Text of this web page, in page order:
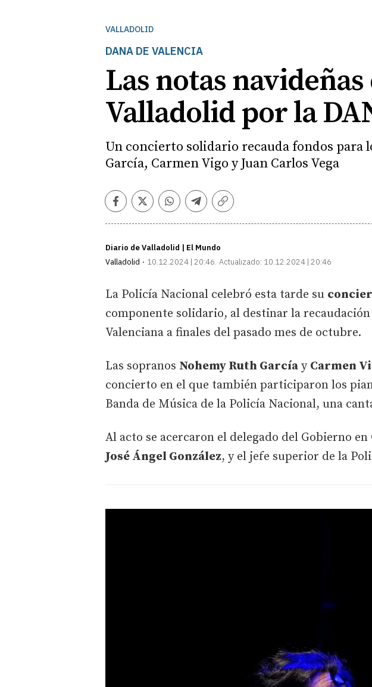
VALLADOLID
DANA DE VALENCIA
Las notas
Valladolid por la
Un concierto solidario recauda fondos para
García, Carmen Vigo y Juan Carlos Vega
Facebook
TwitterWhatsapp
Telegram
Copiar
Diario de Valladolid | El Mundo
Valladolid
10.12.2024 | 20:46 Actualizado: 10.12.2024 | 20:46
La Policía Nacional celebró esta tarde su
componente solidario, al destinar la
Valenciana a finales del pasado mes de octubre.
Las sopranos Nohemy Ruth García y Carmen
concierto en el que también participaron los
Banda de Música de la Policía Nacional, una
Al acto se acercaron el delegado del Gobierno
José Ángel González, y el jefe superior de la